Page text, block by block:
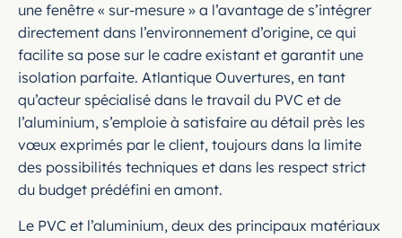
une fenêtre « sur-mesure » a l’avantage de s’intégrer
directement dans l’environnement d’origine, ce qui
facilite sa pose sur le cadre existant et garantit une
isolation parfaite. Atlantique Ouvertures, en tant
qu’acteur spécialisé dans le travail du PVC et de
l’aluminium, s’emploie à satisfaire au détail près les
vœux exprimés par le client, toujours dans la limite
des possibilités techniques et dans les respect strict
du budget prédéfini en amont.
Le PVC et l’aluminium, deux des principaux matériaux